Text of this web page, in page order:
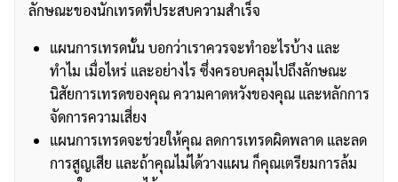
ลักษณะของนักเทรดที่ประสบความสำเร็จ
แผนการเทรดนั้น บอกว่าเราควรจะทำอะไรบ้าง และ
ทำไม เมื่อไหร่ และอย่างไร ซึ่งครอบคลุมไปถึงลักษณะ
นิสัยการเทรดของคุณ ความคาดหวังของคุณ และหลักการ
จัดการความเสี่ยง
แผนการเทรดจะช่วยให้คุณ ลดการเทรดผิดพลาด และลด
การสูญเสีย และถ้าคุณไม่ได้วางแผน ก็คุณเตรียมการล้ม